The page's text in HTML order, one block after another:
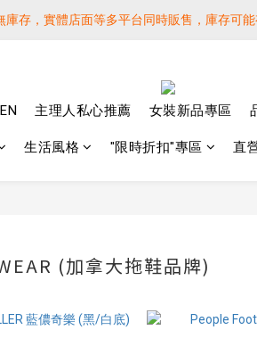
存，實體店面等多平台同時販售，庫存可
存，實體店面等多平台同時販售，庫存可
庫存，實體店面等多平台同時販售，庫存可
主理人私心推薦 女裝新品專區
生活風格 "限時折扣"專區 直
(加拿大拖鞋品牌)